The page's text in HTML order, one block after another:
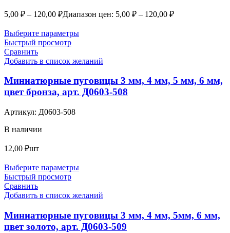
5,00 ₽ – 120,00 ₽Диапазон цен: 5,00 ₽ – 120,00 ₽
Выберите параметры
Быстрый просмотр
Сравнить
Добавить в список желаний
Миниатюрные пуговицы 3 мм, 4 мм, 5 мм, 6 мм,
цвет бронза, арт. Д0603-508
Артикул: Д0603-508
В наличии
12,00 ₽шт
Выберите параметры
Быстрый просмотр
Сравнить
Добавить в список желаний
Миниатюрные пуговицы 3 мм, 4 мм, 5мм, 6 мм,
цвет золото, арт. Д0603-509